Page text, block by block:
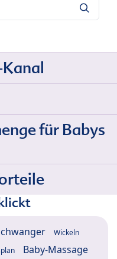
für Babys
Wickeln
Baby-Massage